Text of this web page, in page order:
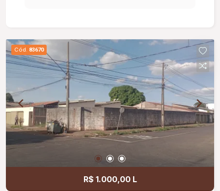
Cód. 83670
R$ 1.000,00 L